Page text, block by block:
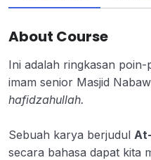
About Course
Ini adalah ringkasan
imam senior Masjid
hafidzahullah.
Sebuah karya berjudul
secara bahasa dapat kita